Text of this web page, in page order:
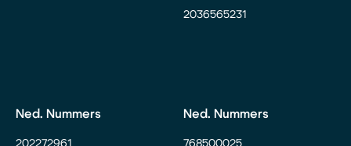
2036565231
Ned. Nummers Ned. Nummers